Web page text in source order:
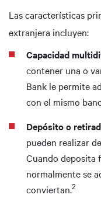
Las características
extranjera incluyen:
Capacidad
contener una o
Bank le permite
con el mismo
Depósito o
pueden realizar
Cuando deposita
normalmente se
conviertan.2